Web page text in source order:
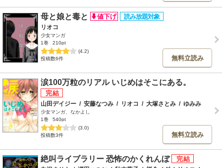
母と娘と毒と
リオコ
少女マンガ
1巻
210pt
(4.2)
投稿数6件
無料立読み
涙100万粒のリアル いじめはそこにある。
山田デイジー / 安藤なつみ / リオコ / 大塚さとみ / ゆみみ
少女マンガ、なかよし
1巻
540pt
(3.0)
投稿数3件
無料立読み
絶叫ライブラリー 恐怖のかくれんぼ